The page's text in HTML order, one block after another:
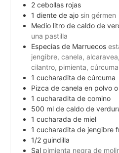
2 cebollas rojas
1 diente de ajo sin gérmen
Medio litro de caldo de
una pastilla
Especias de Marruecos
jengibre, canela,
cilantro, pimienta,
1 cucharadita de cúrcuma
Pizca de canela en polvo
1 cucharadita de comino
500 ml de caldo de
1 cucharada de miel
1 cucharadita de jengibre
1/2 guindilla
Sal pimienta negra de